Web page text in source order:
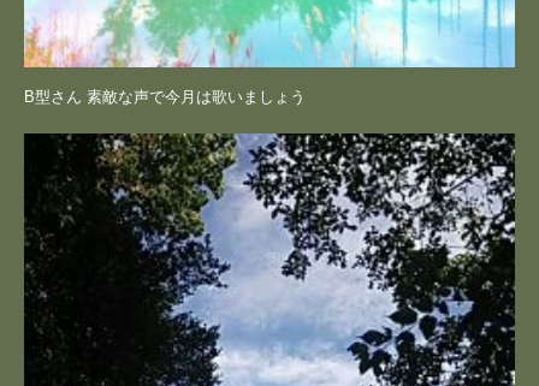
B型さん 素敵な声で今月は歌いましょう